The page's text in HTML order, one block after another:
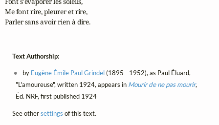
Me font rire, pleurer et rire,
Parler sans avoir rien à dire.
Text Authorship:
by Eugène Émile Paul Grindel(1895 - 1952), as Paul Éluard,
"L'amoureuse", written 1924, appears in Mourir de ne pas mourir,
Éd. NRF, first published 1924
See othersettings of this text.